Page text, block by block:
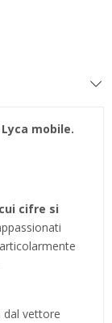
Lyca mobile.
cifre si
dal vettore